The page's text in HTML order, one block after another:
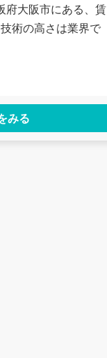
府大阪市にある、賃
術の高さは業界で
みる